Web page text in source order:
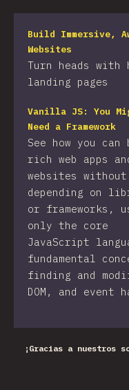
Build Immersive,
Websites
Turn heads with
landing pages
Vanilla JS: You
Need a Framework
See how you can
rich web apps
websites without
depending on
or frameworks,
only the core
JavaScript
fundamental
finding and
DOM, and event
¡Gracias a nuestros